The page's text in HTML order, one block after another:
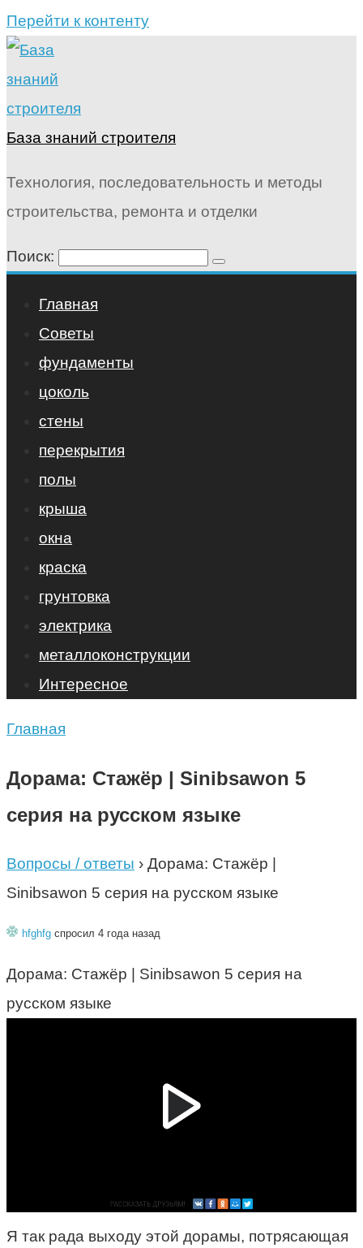
Перейти к контенту
База знаний строителя
Технология, последовательность и методы
строительства, ремонта и отделки
Поиск:
Главная
Советы
фундаменты
цоколь
стены
перекрытия
полы
крыша
окна
краска
грунтовка
электрика
металлоконструкции
Интересное
Главная
Дорама: Стажёр | Sinibsawon 5
серия на русском языке
Вопросы / ответы › Дорама: Стажёр |
Sinibsawon 5 серия на русском языке
hfghfg спросил 4 года назад
Дорама: Стажёр | Sinibsawon 5 серия на
русском языке
Я так рада выходу этой дорамы, потрясающая